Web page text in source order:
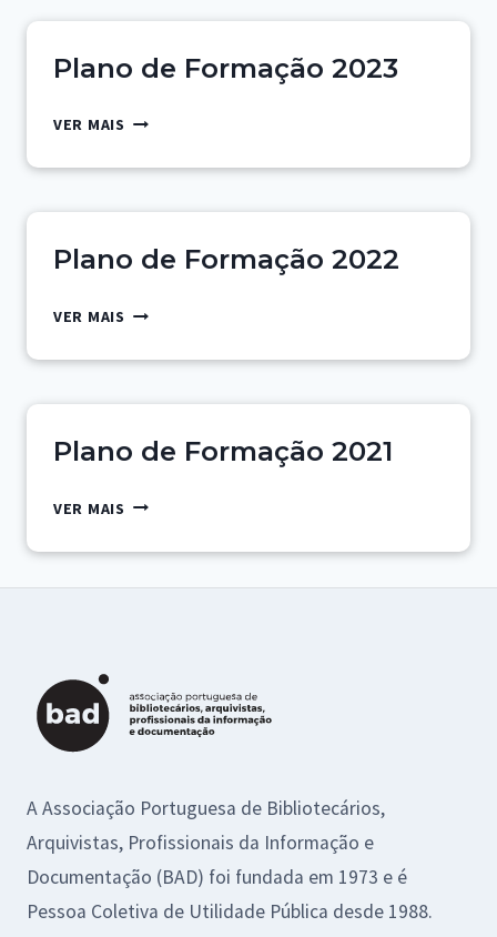
Plano de Formação 2023
VER MAIS PLANO
FORMAÇÃO
Plano de Formação 2022
VER MAIS PLANO
FORMAÇÃO
Plano de Formação 2021
VER MAIS PLANO
FORMAÇÃO
2021
A Associação Portuguesa de Bibliotecários,
Arquivistas, Profissionais da Informação e
Documentação (BAD) foi fundada em 1973 e é
Pessoa Coletiva de Utilidade Pública desde 1988.